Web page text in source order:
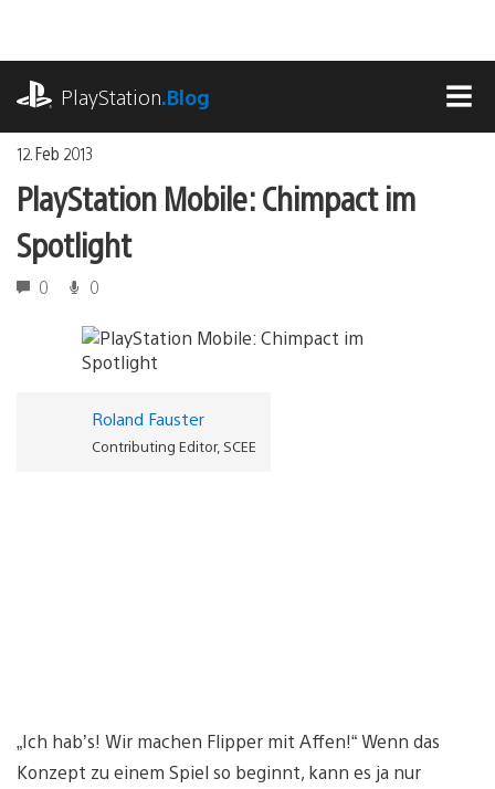
springen
PlayStation.Blog
12. Feb 2013
PlayStation Mobile: Chimpact im
Spotlight
0 0
Roland Fauster
Contributing Editor, SCEE
„Ich hab’s! Wir machen Flipper mit Affen!“ Wenn das
Konzept zu einem Spiel so beginnt, kann es ja nur